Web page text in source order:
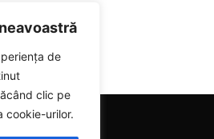
de
clic pe
cookie-urilor.